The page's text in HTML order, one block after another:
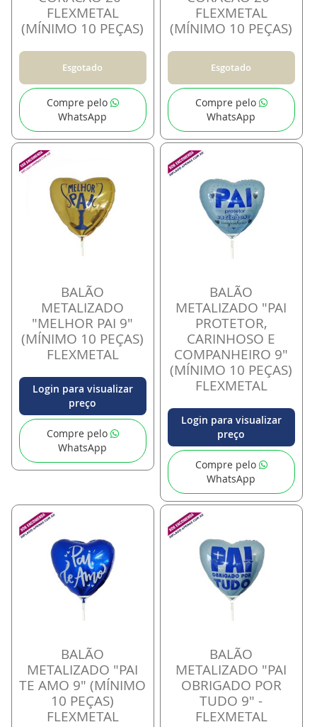
FLEXMETAL
(MÍNIMO 10 PEÇAS)
Esgotado
Compre pelo
WhatsApp
FLEXMETAL
(MÍNIMO 10 PEÇAS)
Esgotado
Compre pelo
WhatsApp
BALÃO
METALIZADO
"MELHOR PAI 9"
(MÍNIMO 10 PEÇAS)
FLEXMETAL
Login para visualizar
preço
Compre pelo
WhatsApp
BALÃO
METALIZADO "PAI
PROTETOR,
CARINHOSO E
COMPANHEIRO 9"
(MÍNIMO 10 PEÇAS)
FLEXMETAL
Login para visualizar
preço
Compre pelo
WhatsApp
BALÃO
METALIZADO "PAI
TE AMO 9" (MÍNIMO
10 PEÇAS)
FLEXMETAL
BALÃO
METALIZADO "PAI
OBRIGADO POR
TUDO 9" -
FLEXMETAL